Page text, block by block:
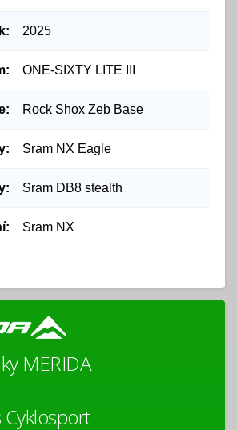
2025
ONE-SIXTY LITE III
Rock Shox Zeb Base
Sram NX Eagle
Sram DB8 stealth
Sram NX
MERIDA
Cyklosport